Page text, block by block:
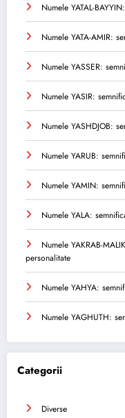
Numele YATAL-
Numele YATA-AMIR:
Numele YASSER:
Numele YASIR:
Numele YASHDJOB:
Numele YARUB:
Numele YAMIN:
Numele YALA:
Numele YAKRAB-
personalitate
Numele YAHYA:
Numele YAGHUTH:
Categorii
Diverse